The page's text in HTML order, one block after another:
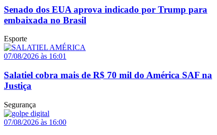
Senado dos EUA aprova indicado por Trump para
embaixada no Brasil
Esporte
07/08/2026 às 16:01
Salatiel cobra mais de R$ 70 mil do América SAF na
Justiça
Segurança
07/08/2026 às 16:00